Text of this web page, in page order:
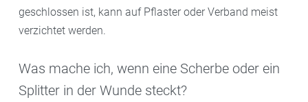
geschlossen ist, kann auf Pflaster oder Verband meist
verzichtet werden.
Was mache ich, wenn eine Scherbe oder ein
Splitter in der Wunde steckt?